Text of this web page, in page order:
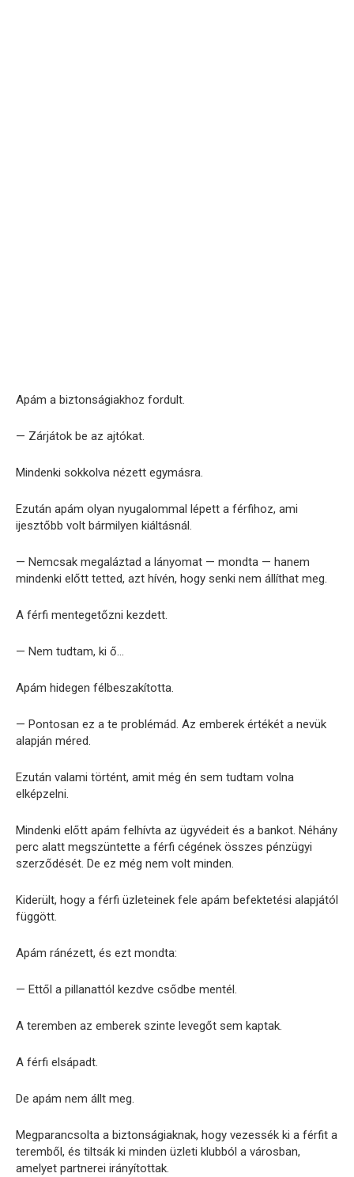
Apám a biztonságiakhoz fordult.
— Zárjátok be az ajtókat.
Mindenki sokkolva nézett egymásra.
Ezután apám olyan nyugalommal lépett a férfihoz, ami
ijesztőbb volt bármilyen kiáltásnál.
— Nemcsak megaláztad a lányomat — mondta — hanem
mindenki előtt tetted, azt hívén, hogy senki nem állíthat meg.
A férfi mentegetőzni kezdett.
— Nem tudtam, ki ő…
Apám hidegen félbeszakította.
— Pontosan ez a te problémád. Az emberek értékét a nevük
alapján méred.
Ezután valami történt, amit még én sem tudtam volna
elképzelni.
Mindenki előtt apám felhívta az ügyvédeit és a bankot. Néhány
perc alatt megszüntette a férfi cégének összes pénzügyi
szerződését. De ez még nem volt minden.
Kiderült, hogy a férfi üzleteinek fele apám befektetési alapjától
függött.
Apám ránézett, és ezt mondta:
— Ettől a pillanattól kezdve csődbe mentél.
A teremben az emberek szinte levegőt sem kaptak.
A férfi elsápadt.
De apám nem állt meg.
Megparancsolta a biztonságiaknak, hogy vezessék ki a férfit a
teremből, és tiltsák ki minden üzleti klubból a városban,
amelyet partnerei irányítottak.